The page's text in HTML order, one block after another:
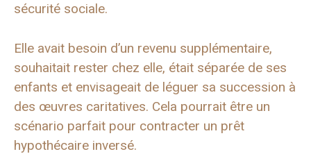
sécurité sociale.
Elle avait besoin d’un revenu supplémentaire,
souhaitait rester chez elle, était séparée de ses
enfants et envisageait de léguer sa succession à
des œuvres caritatives. Cela pourrait être un
scénario parfait pour contracter un prêt
hypothécaire inversé.